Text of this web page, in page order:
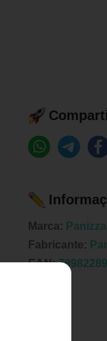
Marca: Panizza
Fabricante:
EAN: